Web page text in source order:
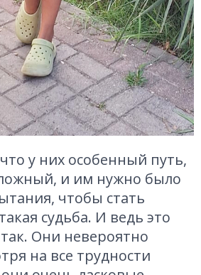
у них особенный путь,
и им нужно было
чтобы стать
судьба. И ведь это
Они невероятно
на все трудности